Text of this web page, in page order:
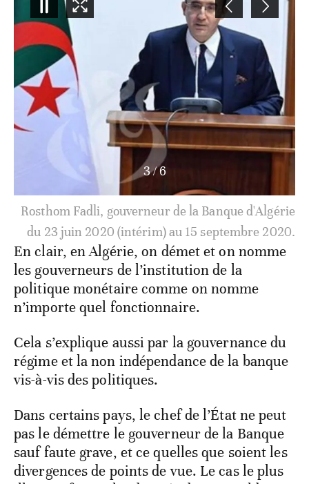
3/6
Rosthom Fadli, gouverneur de la Banque d'Algérie
du 23 juin 2020 (intérim) au 15 septembre 2020.
En clair, en Algérie, on démet et on nomme
les gouverneurs de l’institution de la
politique monétaire comme on nomme
n’importe quel fonctionnaire.
Cela s’explique aussi par la gouvernance du
régime et la non indépendance de la banque
vis-à-vis des politiques.
Dans certains pays, le chef de l’État ne peut
pas le démettre le gouverneur de la Banque
sauf faute grave, et ce quelles que soient les
divergences de points de vue. Le cas le plus